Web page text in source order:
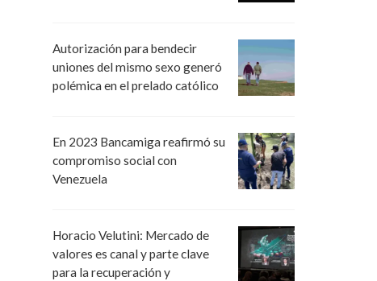
Autorización para bendecir
uniones del mismo sexo generó
polémica en el prelado católico
En 2023 Bancamiga reafirmó su
compromiso social con
Venezuela
Horacio Velutini: Mercado de
valores es canal y parte clave
para la recuperación y